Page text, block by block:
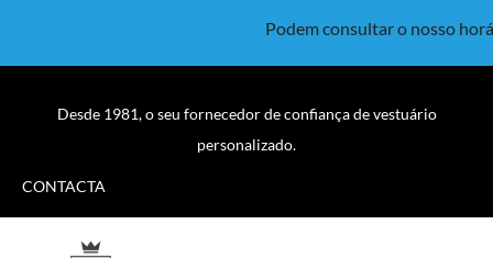
Podem consultar o nosso
Desde 1981, o seu fornecedor de confiança de vestuário
personalizado.
CONTACTA